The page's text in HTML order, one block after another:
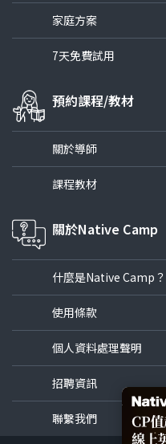
家庭方案
7天免費試用
預約課程/教材
關於導師
課程教材
關於Native Camp
什麼是Native Camp？
使用條款
個人資料處理聲明
招聘資訊
聯繫我們